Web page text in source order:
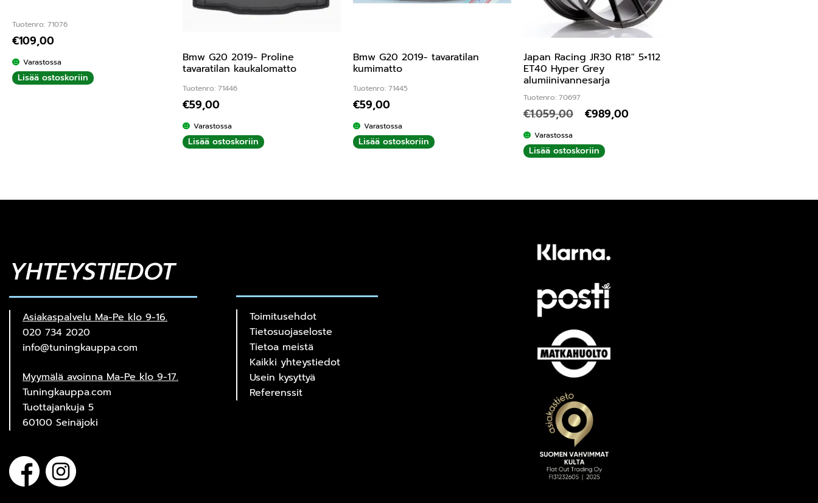
Tuotenro: 71076
€109,00
Varastossa
Lisää ostoskoriin
Bmw G20 2019- Proline
tavaratilan kaukalomatto
Tuotenro: 71446
€59,00
Varastossa
Lisää ostoskoriin
Bmw G20 2019- tavaratilan
kumimatto
Tuotenro: 71445
€59,00
Varastossa
Lisää ostoskoriin
Japan Racing JR30 R18″ 5×112
ET40 Hyper Grey
alumiinivannesarja
Tuotenro: 70697
€1.059,00 €989,00
Varastossa
Lisää ostoskoriin
YHTEYSTIEDOT
Asiakaspalvelu Ma-Pe klo 9-16.
020 734 2020
info@tuningkauppa.com
Myymälä avoinna Ma-Pe klo 9-17.
Tuningkauppa.com
Tuottajankuja 5
60100 Seinäjoki
Toimitusehdot
Tietosuojaseloste
Tietoa meistä
Kaikki yhteystiedot
Usein kysyttyä
Referenssit